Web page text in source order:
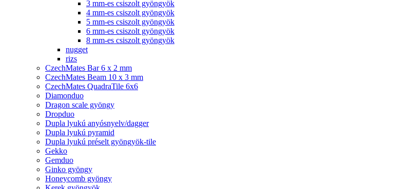
3 mm-es csiszolt gyöngyök
4 mm-es csiszolt gyöngyök
5 mm-es csiszolt gyöngyök
6 mm-es csiszolt gyöngyök
8 mm-es csiszolt gyöngyök
nugget
rizs
CzechMates Bar 6 x 2 mm
CzechMates Beam 10 x 3 mm
CzechMates QuadraTile 6x6
Diamonduo
Dragon scale gyöngy
Dropduo
Dupla lyukú anyósnyelv/dagger
Dupla lyukú pyramid
Dupla lyukú préselt gyöngyök-tile
Gekko
Gemduo
Ginko gyöngy
Honeycomb gyöngy